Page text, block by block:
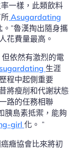
一樣，此類飲料
Asugardating
”魯漢掏出隨身攜
花費量最高。
依然有激烈的電
生涯
程中起側重要
將瘦削和代謝狀態
路的任務相聯
胰島素抵禦，能夠
girl 化。 ”
癥協會比來將初